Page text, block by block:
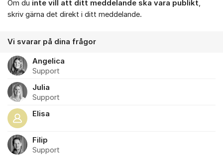
Om du inte vill att ditt meddelande ska vara publikt,
skriv gärna det direkt i ditt meddelande.
Vi svarar på dina frågor
Angelica
Support
Julia
Support
Elisa
Filip
Support